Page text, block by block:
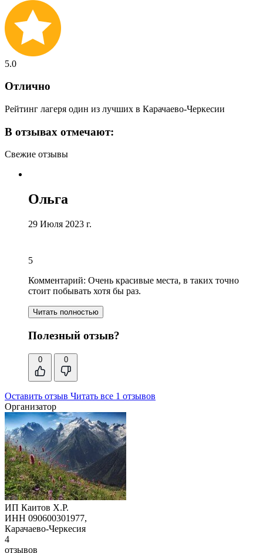
5.0
Отлично
Рейтинг лагеря один из лучших в Карачаево-Черкесии
В отзывах отмечают:
Свежие отзывы
Ольга
29 Июля 2023 г.
5
Комментарий: Очень красивые места, в таких точно
стоит побывать хотя бы раз.
Читать полностью
Полезный отзыв?
0 0
Оставить отзыв Читать все 1 отзывов
Организатор
ИП Каитов Х.Р.
ИНН 090600301977,
Карачаево-Черкесия
4
отзывов